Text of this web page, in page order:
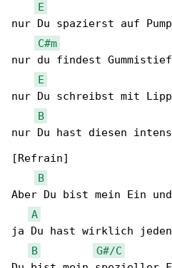
E
nur Du spazierst auf
C#m
nur du findest
E
nur Du schreibst mit
B
nur Du hast diesen
[Refrain]
B
Aber Du bist mein Ein
A
ja Du hast wirklich
B
G#/C